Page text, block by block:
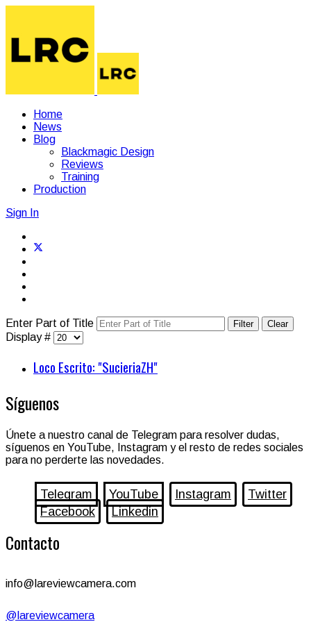
Home
News
Blog
Blackmagic Design
Reviews
Training
Production
Sign In
Enter Part of Title Filter Clear
Display #
Loco Escrito: "SucieriaZH"
Síguenos
Únete a nuestro canal de Telegram para resolver dudas,
síguenos en YouTube, Instagram y el resto de redes sociales
para no perderte las novedades.
Telegram YouTube Instagram
Twitter
Facebook
Linkedin
Contacto
info@lareviewcamera.com
@lareviewcamera